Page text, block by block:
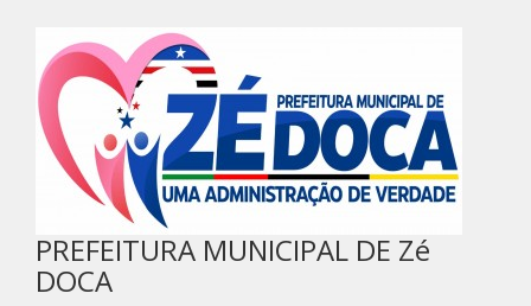
PREFEITURA MUNICIPAL DE Zé
DOCA